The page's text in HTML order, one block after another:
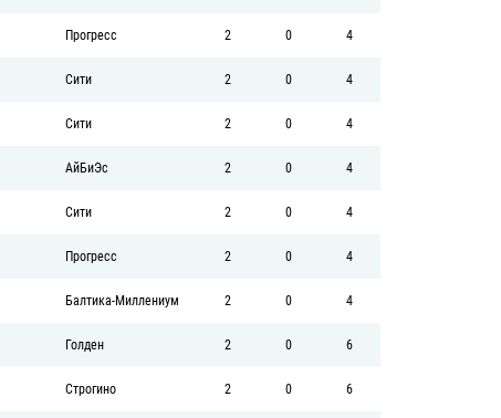
Прогресс 2 0 4
Сити 2 0 4
Сити 2 0 4
АйБиЭс 2 0 4
Сити 2 0 4
Прогресс 2 0 4
Балтика-Миллениум 2 0 4
Голден 2 0 6
Строгино 2 0 6